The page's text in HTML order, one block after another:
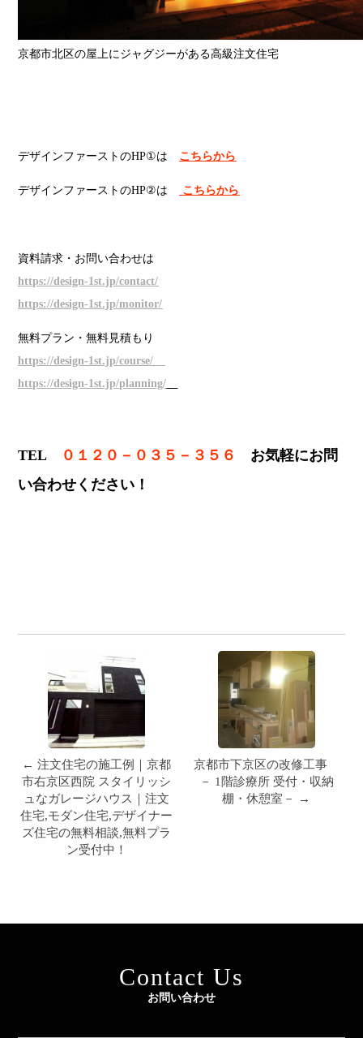
京都市北区の屋上にジャグジーがある高級注文住宅
デザインファーストのHP①は こちらから
デザインファーストのHP②は こちらから
資料請求・お問い合わせは
https://design-1st.jp/contact/
https://design-1st.jp/monitor/
無料プラン・無料見積もり
https://design-1st.jp/course/
https://design-1st.jp/planning/
TEL ０１２０－０３５－３５６
お気軽にお問
い合わせください！
← 注文住宅の施工例｜京都
市右京区西院 スタイリッシ
ュなガレージハウス｜注文
住宅,モダン住宅,デザイナー
ズ住宅の無料相談,無料プラ
ン受付中！
京都市下京区の改修工事
－ 1階診療所 受付・収納
棚・休憩室－ →
Contact Us
お問い合わせ